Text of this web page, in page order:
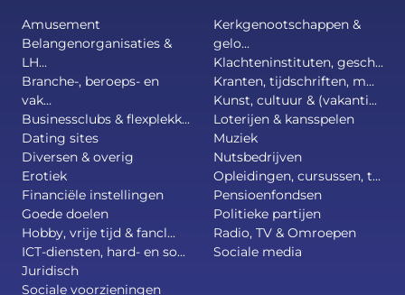
Amusement
Belangenorganisaties &
LH...
Branche-, beroeps- en
vak...
Businessclubs & flexplekk...
Dating sites
Diversen & overig
Erotiek
Financiële instellingen
Goede doelen
Hobby, vrije tijd & fancl...
ICT-diensten, hard- en so...
Juridisch
Kerkgenootschappen &
gelo...
Klachteninstituten, gesch...
Kranten, tijdschriften, m...
Kunst, cultuur & (vakanti...
Loterijen & kansspelen
Muziek
Nutsbedrijven
Opleidingen, cursussen, t...
Pensioenfondsen
Politieke partijen
Radio, TV & Omroepen
Sociale media
Sociale voorzieningen